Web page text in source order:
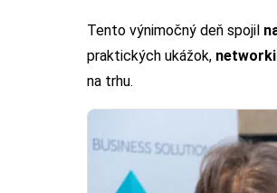
Tento výnimočný deň spojil
praktických ukážok,
na trhu.